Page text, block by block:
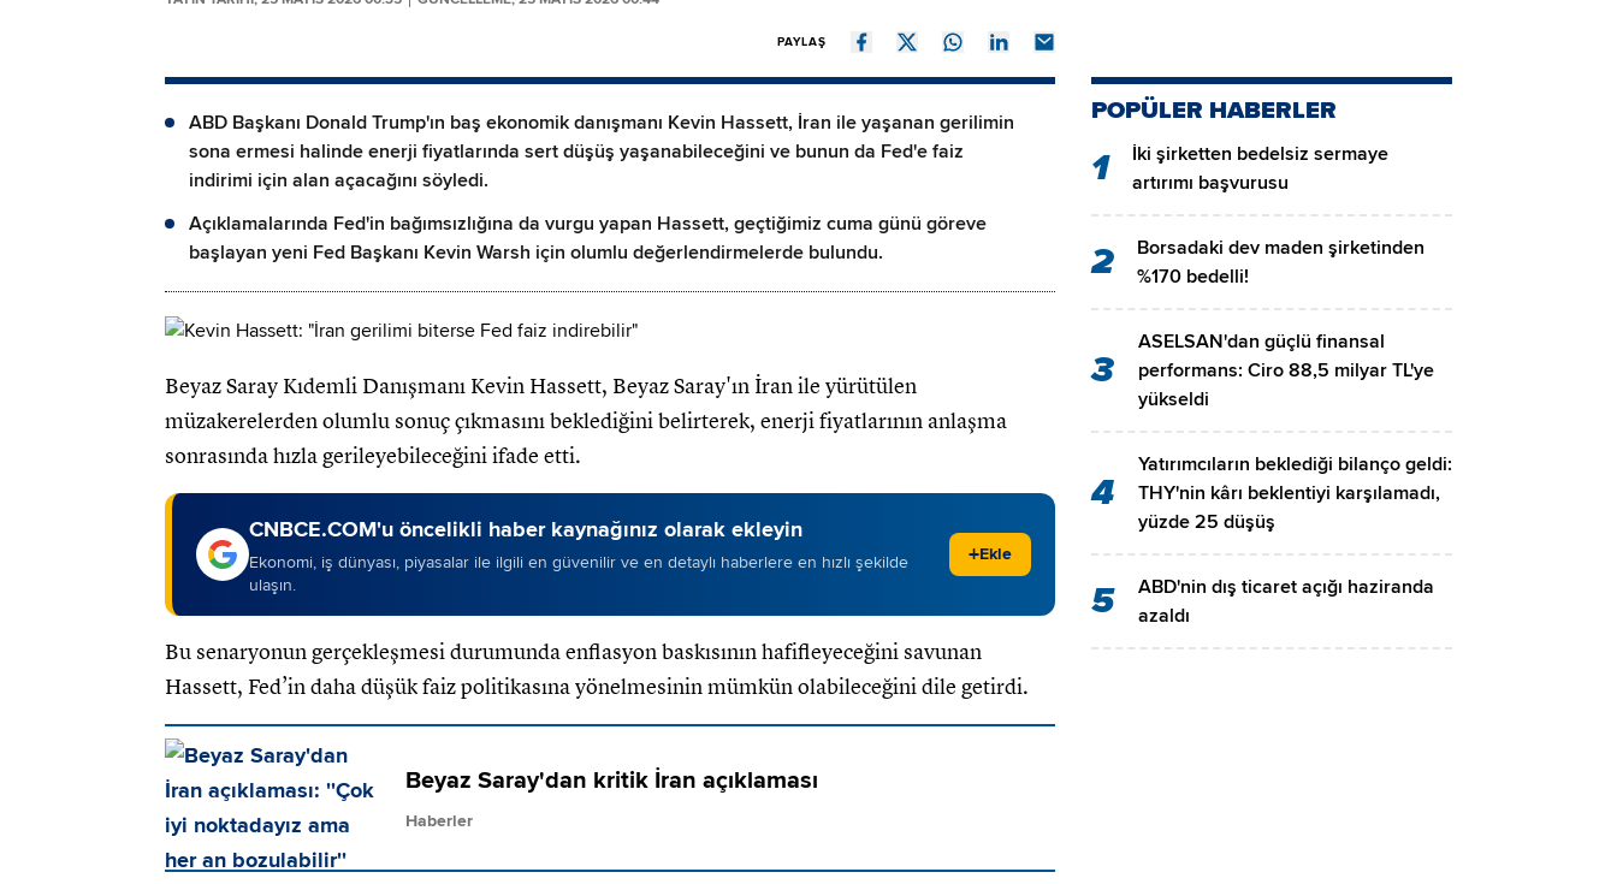
PAYLAŞ
ABD Başkanı Donald Trump'ın baş ekonomik danışmanı Kevin Hassett, İran ile yaşanan gerilimin
sona ermesi halinde enerji fiyatlarında sert düşüş yaşanabileceğini ve bunun da Fed'e faiz
indirimi için alan açacağını söyledi.
Açıklamalarında Fed'in bağımsızlığına da vurgu yapan Hassett, geçtiğimiz cuma günü göreve
başlayan yeni Fed Başkanı Kevin Warsh için olumlu değerlendirmelerde bulundu.
Beyaz Saray Kıdemli Danışmanı Kevin Hassett, Beyaz Saray'ın İran ile yürütülen
müzakerelerden olumlu sonuç çıkmasını beklediğini belirterek, enerji fiyatlarının anlaşma
sonrasında hızla gerileyebileceğini ifade etti.
CNBCE.COM'u öncelikli haber kaynağınız olarak ekleyin
Ekonomi, iş dünyası, piyasalar ile ilgili en güvenilir ve en detaylı haberlere en hızlı şekilde
ulaşın.
+Ekle
Bu senaryonun gerçekleşmesi durumunda enflasyon baskısının hafifleyeceğini savunan
Hassett, Fed’in daha düşük faiz politikasına yönelmesinin mümkün olabileceğini dile getirdi.
Beyaz Saray'dan kritik İran açıklaması
Haberler
POPÜLER HABERLER
1
İki şirketten bedelsiz sermaye
artırımı başvurusu
2
Borsadaki dev maden şirketinden
%170 bedelli!
3
ASELSAN'dan güçlü finansal
performans: Ciro 88,5 milyar TL'ye
yükseldi
4
Yatırımcıların beklediği bilanço geldi:
THY'nin kârı beklentiyi karşılamadı,
yüzde 25 düşüş
5
ABD'nin dış ticaret açığı haziranda
azaldı